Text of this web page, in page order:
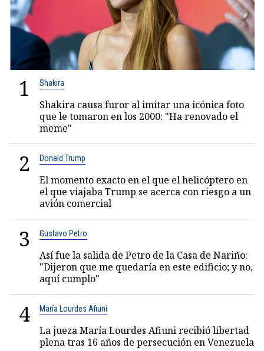
1 Shakira
Shakira causa furor al imitar una icónica foto
que le tomaron en los 2000: "Ha renovado el
meme"
2 Donald Trump
El momento exacto en el que el helicóptero en
el que viajaba Trump se acerca con riesgo a un
avión comercial
3 Gustavo Petro
Así fue la salida de Petro de la Casa de Nariño:
"Dijeron que me quedaría en este edificio; y no,
aquí cumplo"
4 María Lourdes Afiuni
La jueza María Lourdes Afiuni recibió libertad
plena tras 16 años de persecución en Venezuela